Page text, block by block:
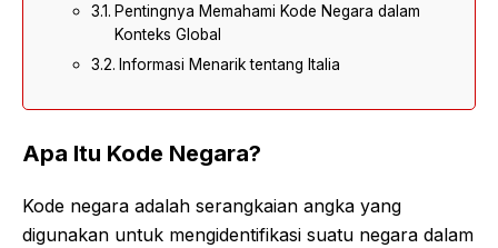
Pentingnya Memahami Kode Negara dalam
Konteks Global
Informasi Menarik tentang Italia
Apa Itu Kode Negara?
Kode negara adalah serangkaian angka yang
digunakan untuk mengidentifikasi suatu negara dalam